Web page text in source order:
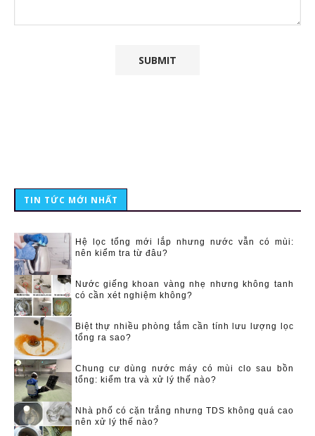
TIN TỨC MỚI NHẤT
Hệ lọc tổng mới lắp nhưng nước vẫn có mùi:
nên kiểm tra từ đâu?
Nước giếng khoan vàng nhẹ nhưng không tanh
có cần xét nghiệm không?
Biệt thự nhiều phòng tắm cần tính lưu lượng lọc
tổng ra sao?
Chung cư dùng nước máy có mùi clo sau bồn
tổng: kiểm tra và xử lý thế nào?
Nhà phố có cặn trắng nhưng TDS không quá cao
nên xử lý thế nào?